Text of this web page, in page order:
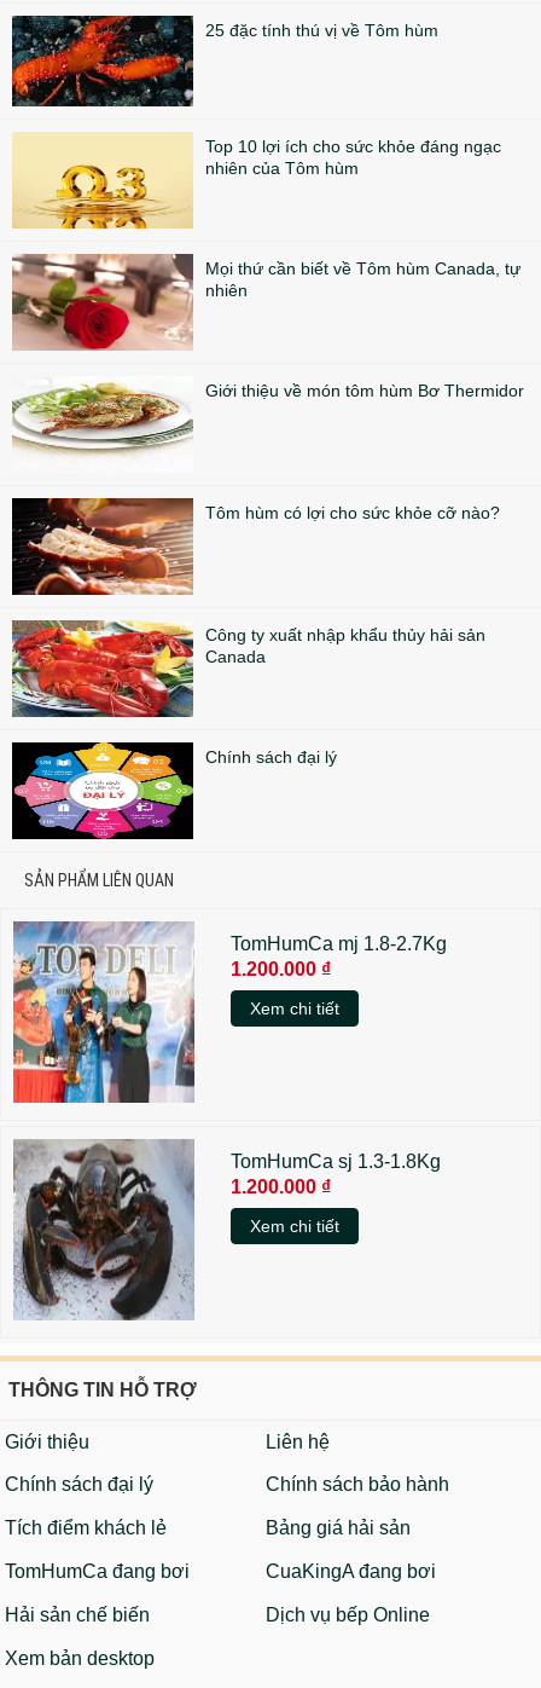
25 đặc tính thú vị về Tôm hùm
Top 10 lợi ích cho sức khỏe đáng ngạc
nhiên của Tôm hùm
Mọi thứ cần biết về Tôm hùm Canada, tự
nhiên
Giới thiệu về món tôm hùm Bơ Thermidor
Tôm hùm có lợi cho sức khỏe cỡ nào?
Công ty xuất nhập khẩu thủy hải sản
Canada
Chính sách đại lý
SẢN PHẨM LIÊN QUAN
TomHumCa mj 1.8-2.7Kg
1.200.000 ₫
Xem chi tiết
TomHumCa sj 1.3-1.8Kg
1.200.000 ₫
Xem chi tiết
THÔNG TIN HỖ TRỢ
Giới thiệu Liên hệ
Chính sách đại lý Chính sách bảo hành
Tích điểm khách lẻ Bảng giá hải sản
TomHumCa đang bơi CuaKingA đang bơi
Hải sản chế biến Dịch vụ bếp Online
Xem bản desktop